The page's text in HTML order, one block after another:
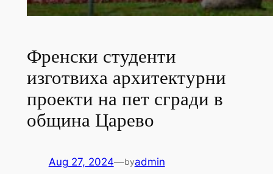
Френски студенти
изготвиха архитектурни
проекти на пет сгради в
община Царево
Aug 27, 2024—byadmin